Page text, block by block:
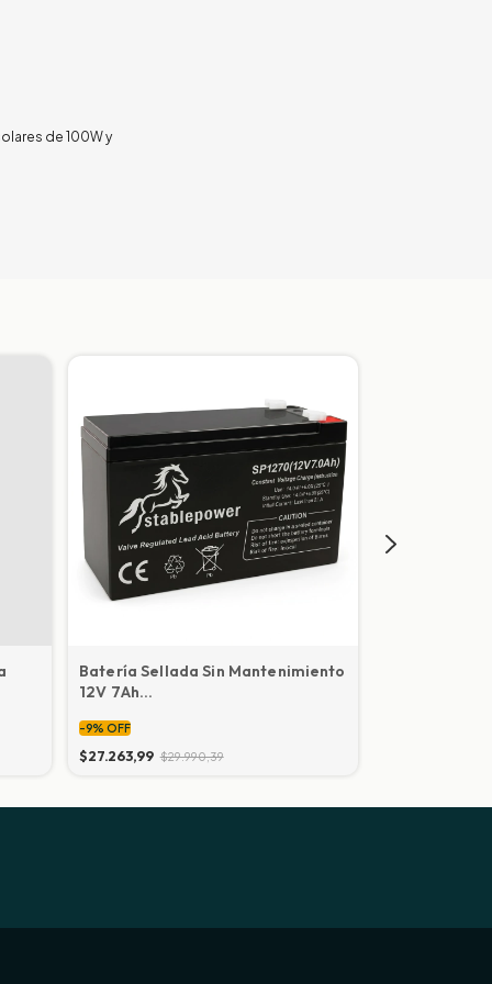
de 100W y
Batería Sellada Sin Mantenimiento
12V 7Ah
eléctricos pequeños)
-9% OFF
$27.263,99 $29.990,39